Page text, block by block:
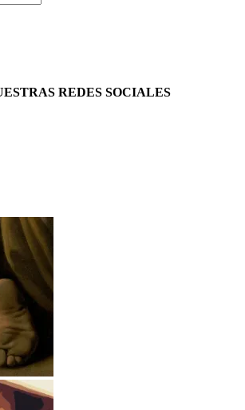
REDES SOCIALES